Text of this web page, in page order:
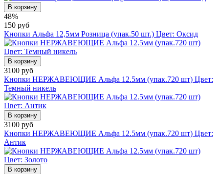
В корзину
48%
150 руб
Кнопки Альфа 12,5мм Розница (упак.50 шт.) Цвет: Оксид
В корзину
3100 руб
Кнопки НЕРЖАВЕЮЩИЕ Альфа 12.5мм (упак.720 шт) Цвет:
Темный никель
В корзину
3100 руб
Кнопки НЕРЖАВЕЮЩИЕ Альфа 12.5мм (упак.720 шт) Цвет:
Антик
В корзину